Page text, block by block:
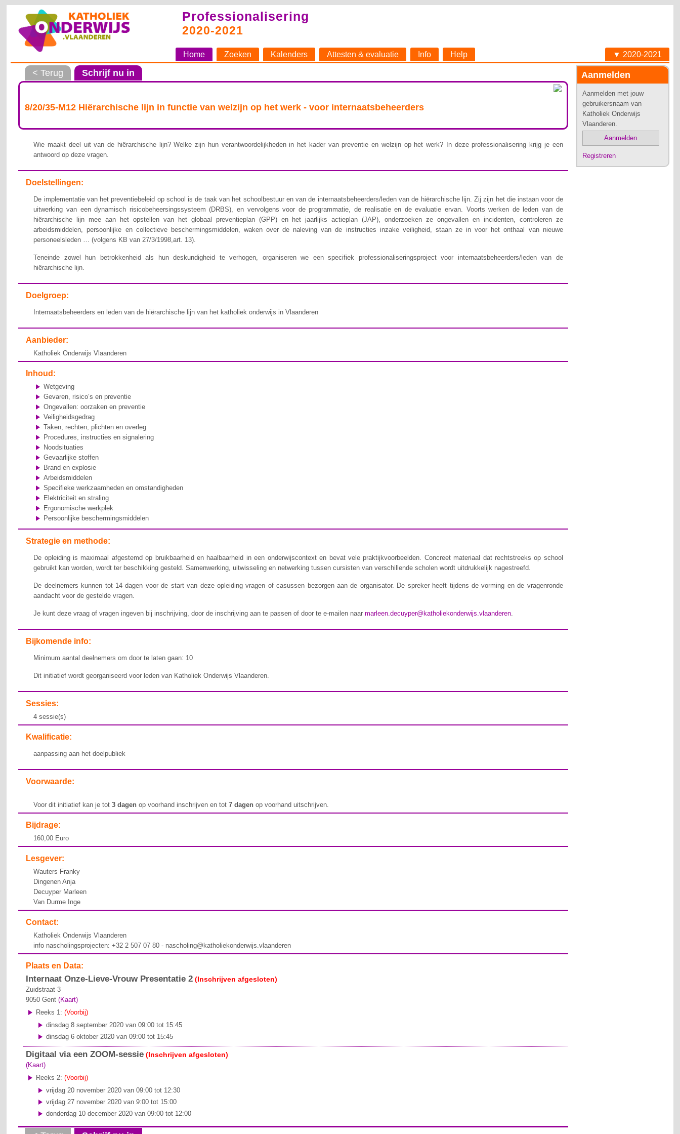
Professionalisering
2020-2021
Home Zoeken Kalenders Attesten & evaluatie Info Help ▼ 2020-2021
Aanmelden
Aanmelden met jouw
gebruikersnaam van
Katholiek Onderwijs
Vlaanderen.
Aanmelden
Registreren
< Terug Schrijf nu in
8/20/35-M12 Hiërarchische lijn in functie van welzijn op het werk - voor internaatsbeheerders
Wie maakt deel uit van de hiërarchische lijn? Welke zijn hun verantwoordelijkheden in het kader van preventie en welzijn op het werk? In deze professionalisering krijg je een
antwoord op deze vragen.
Doelstellingen:
De implementatie van het preventiebeleid op school is de taak van het schoolbestuur en van de internaatsbeheerders/leden van de hiërarchische lijn. Zij zijn het die instaan voor de
uitwerking van een dynamisch risicobeheersingssysteem (DRBS), en vervolgens voor de programmatie, de realisatie en de evaluatie ervan. Voorts werken de leden van de
hiërarchische lijn mee aan het opstellen van het globaal preventieplan (GPP) en het jaarlijks actieplan (JAP), onderzoeken ze ongevallen en incidenten, controleren ze
arbeidsmiddelen, persoonlijke en collectieve beschermingsmiddelen, waken over de naleving van de instructies inzake veiligheid, staan ze in voor het onthaal van nieuwe
personeelsleden … (volgens KB van 27/3/1998,art. 13).
Teneinde zowel hun betrokkenheid als hun deskundigheid te verhogen, organiseren we een specifiek professionaliseringsproject voor internaatsbeheerders/leden van de
hiërarchische lijn.
Doelgroep:
Internaatsbeheerders en leden van de hiërarchische lijn van het katholiek onderwijs in Vlaanderen
Aanbieder:
Katholiek Onderwijs Vlaanderen
Inhoud:
Wetgeving
Gevaren, risico’s en preventie
Ongevallen: oorzaken en preventie
Veiligheidsgedrag
Taken, rechten, plichten en overleg
Procedures, instructies en signalering
Noodsituaties
Gevaarlijke stoffen
Brand en explosie
Arbeidsmiddelen
Specifieke werkzaamheden en omstandigheden
Elektriciteit en straling
Ergonomische werkplek
Persoonlijke beschermingsmiddelen
Strategie en methode:
De opleiding is maximaal afgestemd op bruikbaarheid en haalbaarheid in een onderwijscontext en bevat vele praktijkvoorbeelden. Concreet materiaal dat rechtstreeks op school
gebruikt kan worden, wordt ter beschikking gesteld. Samenwerking, uitwisseling en netwerking tussen cursisten van verschillende scholen wordt uitdrukkelijk nagestreefd.
De deelnemers kunnen tot 14 dagen voor de start van deze opleiding vragen of casussen bezorgen aan de organisator. De spreker heeft tijdens de vorming en de vragenronde
aandacht voor de gestelde vragen.
Je kunt deze vraag of vragen ingeven bij inschrijving, door de inschrijving aan te passen of door te e-mailen naarmarleen.decuyper@katholiekonderwijs.vlaanderen.
Bijkomende info:
Minimum aantal deelnemers om door te laten gaan: 10
Dit initiatief wordt georganiseerd voor leden van Katholiek Onderwijs Vlaanderen.
Sessies:
4 sessie(s)
Kwalificatie:
aanpassing aan het doelpubliek
Voorwaarde:
Voor dit initiatief kan je tot3 dagen op voorhand inschrijven en tot7 dagenop voorhand uitschrijven.
Bijdrage:
160,00 Euro
Lesgever:
Wauters Franky
Dingenen Anja
Decuyper Marleen
Van Durme Inge
Contact:
Katholiek Onderwijs Vlaanderen
info nascholingsprojecten: +32 2 507 07 80 - nascholing@katholiekonderwijs.vlaanderen
Plaats en Data:
Internaat Onze-Lieve-Vrouw Presentatie 2 (Inschrijven afgesloten)
Zuidstraat 3
9050 Gent (Kaart)
Reeks 1:(Voorbij)
dinsdag 8 september 2020 van 09:00 tot 15:45
dinsdag 6 oktober 2020 van 09:00 tot 15:45
Digitaal via een ZOOM-sessie (Inschrijven afgesloten)
(Kaart)
Reeks 2:(Voorbij)
vrijdag 20 november 2020 van 09:00 tot 12:30
vrijdag 27 november 2020 van 9:00 tot 15:00
donderdag 10 december 2020 van 09:00 tot 12:00